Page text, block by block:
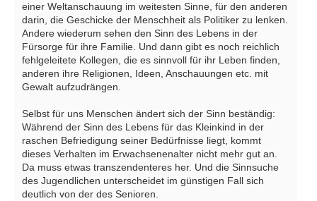
einer Weltanschauung im weitesten Sinne, für den anderen
darin, die Geschicke der Menschheit als Politiker zu lenken.
Andere wiederum sehen den Sinn des Lebens in der
Fürsorge für ihre Familie. Und dann gibt es noch reichlich
fehlgeleitete Kollegen, die es sinnvoll für ihr Leben finden,
anderen ihre Religionen, Ideen, Anschauungen etc. mit
Gewalt aufzudrängen.
Selbst für uns Menschen ändert sich der Sinn beständig:
Während der Sinn des Lebens für das Kleinkind in der
raschen Befriedigung seiner Bedürfnisse liegt, kommt
dieses Verhalten im Erwachsenenalter nicht mehr gut an.
Da muss etwas transzendenteres her. Und die Sinnsuche
des Jugendlichen unterscheidet im günstigen Fall sich
deutlich von der des Senioren.